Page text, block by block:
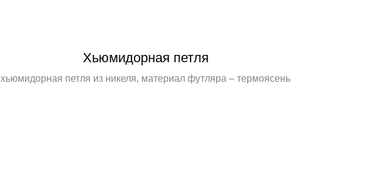
Хьюмидорная петля
хьюмидорная петля из никеля, материал футляра – термоясень